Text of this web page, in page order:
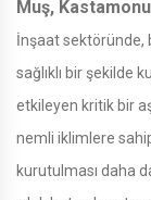
Muş,
İnşaat sektöründe,
sağlıklı bir şekilde
etkileyen kritik bir
nemli iklimlere
kurutulması daha